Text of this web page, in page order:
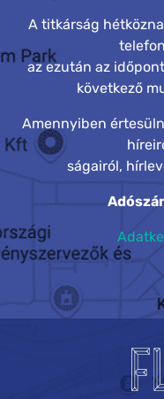
A titkárság
az ezután az
következő
Amennyiben
ságairól,